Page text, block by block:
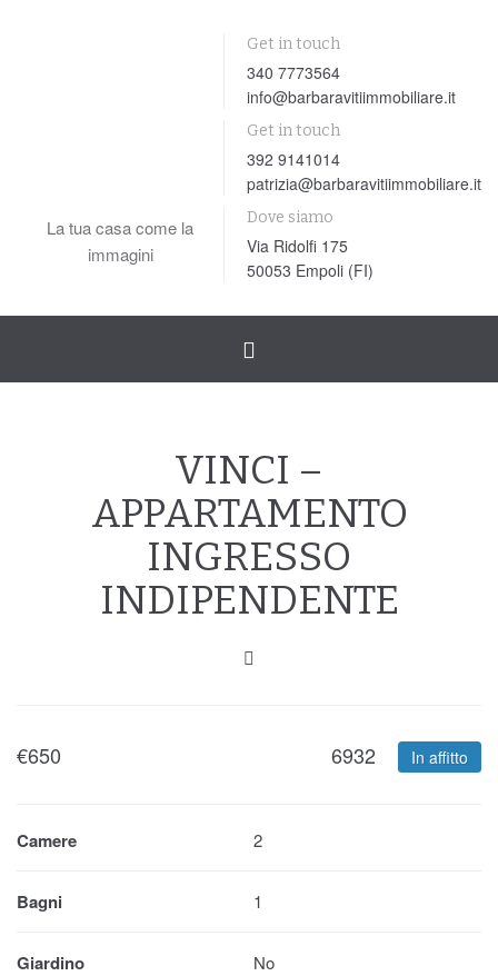
La tua casa come la
immagini
Get in touch
340 7773564
info@barbaravitiimmobiliare.it
Get in touch
392 9141014
patrizia@barbaravitiimmobiliare.it
Dove siamo
Via Ridolfi 175
50053 Empoli (FI)
Toggle
VINCI –
APPARTAMENTO
INGRESSO
INDIPENDENTE
€650 6932 In affitto
Camere 2
Bagni 1
Giardino No